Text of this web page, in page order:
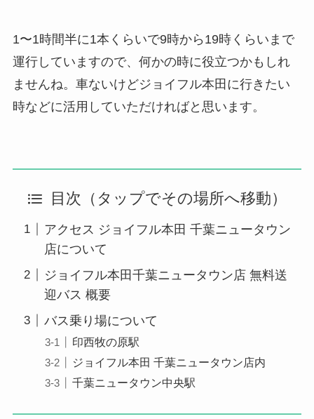
1〜1時間半に1本くらいで9時から19時くらいまで
運行していますので、何かの時に役立つかもしれ
ませんね。車ないけどジョイフル本田に行きたい
時などに活用していただければと思います。
目次（タップでその場所へ移動）
アクセス ジョイフル本田 千葉ニュータウン
店について
ジョイフル本田千葉ニュータウン店 無料送
迎バス 概要
バス乗り場について
印西牧の原駅
ジョイフル本田 千葉ニュータウン店内
千葉ニュータウン中央駅